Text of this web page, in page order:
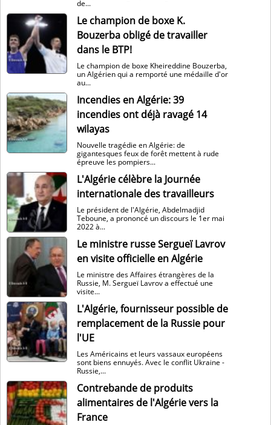
de...
Le champion de boxe K.
Bouzerba obligé de travailler
dans le BTP!
Le champion de boxe Kheireddine Bouzerba,
un Algérien qui a remporté une médaille d'or
au...
Incendies en Algérie: 39
incendies ont déjà ravagé 14
wilayas
Nouvelle tragédie en Algérie: de
gigantesques feux de forêt mettent à rude
épreuve les pompiers...
L'Algérie célèbre la Journée
internationale des travailleurs
Le président de l'Algérie, Abdelmadjid
Teboune, a prononcé un discours le 1er mai
2022 à...
Le ministre russe Sergueï Lavrov
en visite officielle en Algérie
Le ministre des Affaires étrangères de la
Russie, M. Sergueï Lavrov a effectué une
visite...
L'Algérie, fournisseur possible de
remplacement de la Russie pour
l'UE
Les Américains et leurs vassaux européens
sont biens ennuyés. Avec le conflit Ukraine -
Russie,...
Contrebande de produits
alimentaires de l'Algérie vers la
France